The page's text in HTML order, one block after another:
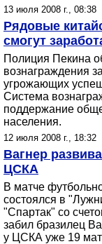
13 июля 2008 г., 08:38
Рядовые
смогут
Полиция Пекина
вознаграждения
угрожающих
Система
поддержание
населения.
12 июля 2008 г., 18:32
Вагнер
ЦСКА
В матче
состоялся в
"Спартак" со
забил бразилец
у ЦСКА уже 19